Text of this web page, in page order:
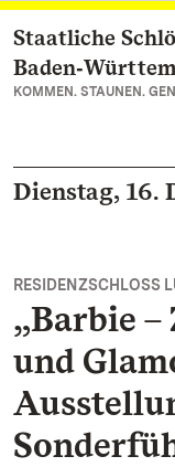
Zum
Staatliche
KOMMEN. STAUNEN.
Dienstag, 16.
RESIDENZSCHLOSS
„Barbie
und